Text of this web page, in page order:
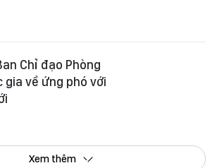
Chỉ đạo Phòng
gia về ứng phó với
Xem thêm